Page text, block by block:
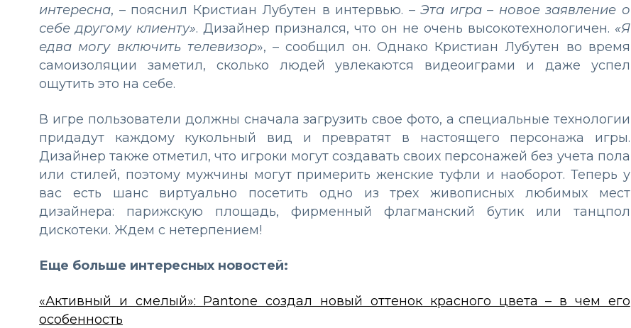
интересна, – пояснил Кристиан Лубутен в интервью. –Эта игра – новое заявление о
себе другому клиенту». Дизайнер признался, что он не очень высокотехнологичен. «Я
едва могу включить телевизор», – сообщил он. Однако Кристиан Лубутен во время
самоизоляции заметил, сколько людей увлекаются видеоиграми и даже успел
ощутить это на себе.
В игре пользователи должны сначала загрузить свое фото, а специальные технологии
придадут каждому кукольный вид и превратят в настоящего персонажа игры.
Дизайнер также отметил, что игроки могут создавать своих персонажей без учета пола
или стилей, поэтому мужчины могут примерить женские туфли и наоборот. Теперь у
вас есть шанс виртуально посетить одно из трех живописных любимых мест
дизайнера: парижскую площадь, фирменный флагманский бутик или танцпол
дискотеки. Ждем с нетерпением!
Еще больше интересных новостей:
«Активный и смелый»: Pantone создал новый оттенок красного цвета – в чем его
особенность